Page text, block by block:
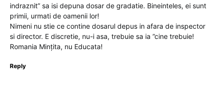
indraznit” sa isi depuna dosar de gradatie. Bineinteles, ei sunt
primii, urmati de oamenii lor!
Nimeni nu stie ce contine dosarul depus in afara de inspector
si director. E discretie, nu-i asa, trebuie sa ia ”cine trebuie!
Romania Mințita, nu Educata!
Reply